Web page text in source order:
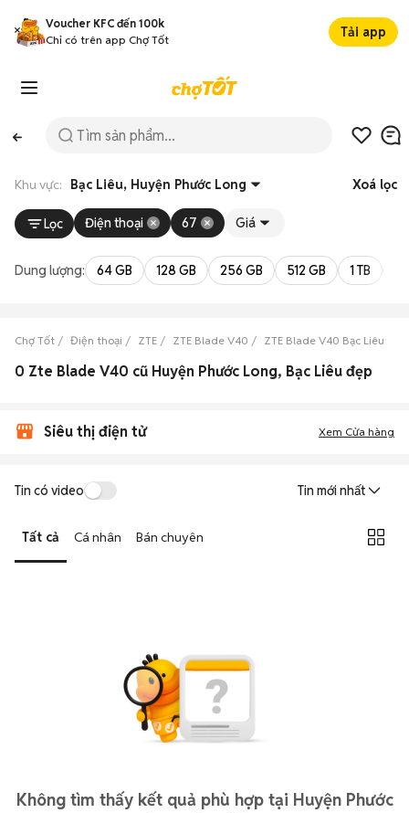
Voucher KFC đến 100k
Chỉ có trên app Chợ Tốt
Tải app
Khu vực: Bạc Liêu, Huyện Phước Long Xoá lọc
Lọc Điện thoại 67 Giá
Dung lượng: 64 GB 128 GB 256 GB 512 GB 1 TB
Chợ Tốt Điện thoại ZTE ZTE Blade V40 ZTE Blade V40 Bạc Liêu
0 Zte Blade V40 cũ Huyện Phước Long, Bạc Liêu đẹp
Siêu thị điện tử Xem Cửa hàng
Tin có video Tin mới nhất
Tất cả Cá nhân Bán chuyên
Không tìm thấy kết quả phù hợp tại Huyện Phước